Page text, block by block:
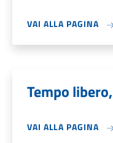
VAI ALLA PAGINA
Tempo
VAI ALLA PAGINA